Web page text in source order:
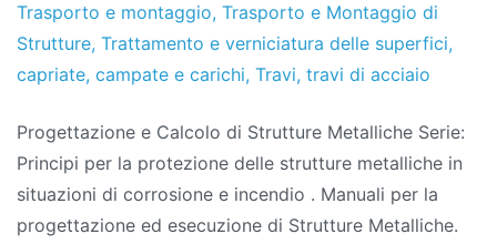
Trasporto e montaggio, Trasporto e Montaggio di
Strutture, Trattamento e verniciatura delle superfici,
capriate, campate e carichi, Travi, travi di acciaio
Progettazione e Calcolo di Strutture Metalliche Serie:
Principi per la protezione delle strutture metalliche in
situazioni di corrosione e incendio . Manuali per la
progettazione ed esecuzione di Strutture Metalliche.